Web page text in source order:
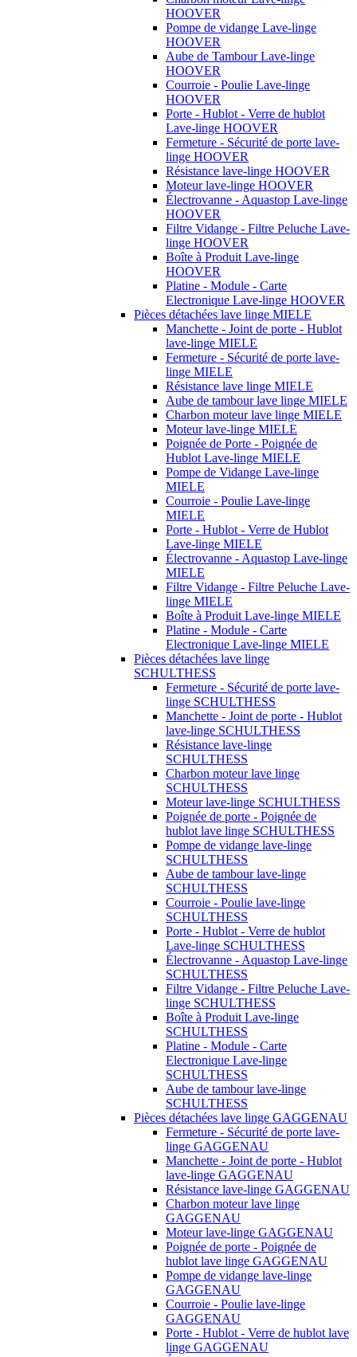
HOOVER
Pompe de vidange Lave-linge
HOOVER
Aube de Tambour Lave-linge
HOOVER
Courroie - Poulie Lave-linge
HOOVER
Porte - Hublot - Verre de hublot
Lave-linge HOOVER
Fermeture - Sécurité de porte lave-
linge HOOVER
Résistance lave-linge HOOVER
Moteur lave-linge HOOVER
Électrovanne - Aquastop Lave-linge
HOOVER
Filtre Vidange - Filtre Peluche Lave-
linge HOOVER
Boîte à Produit Lave-linge
HOOVER
Platine - Module - Carte
Electronique Lave-linge HOOVER
Pièces détachées lave linge MIELE
Manchette - Joint de porte - Hublot
lave-linge MIELE
Fermeture - Sécurité de porte lave-
linge MIELE
Résistance lave linge MIELE
Aube de tambour lave linge MIELE
Charbon moteur lave linge MIELE
Moteur lave-linge MIELE
Poignée de Porte - Poignée de
Hublot Lave-linge MIELE
Pompe de Vidange Lave-linge
MIELE
Courroie - Poulie Lave-linge
MIELE
Porte - Hublot - Verre de Hublot
Lave-linge MIELE
Électrovanne - Aquastop Lave-linge
MIELE
Filtre Vidange - Filtre Peluche Lave-
linge MIELE
Boîte à Produit Lave-linge MIELE
Platine - Module - Carte
Electronique Lave-linge MIELE
Pièces détachées lave linge
SCHULTHESS
Fermeture - Sécurité de porte lave-
linge SCHULTHESS
Manchette - Joint de porte - Hublot
lave-linge SCHULTHESS
Résistance lave-linge
SCHULTHESS
Charbon moteur lave linge
SCHULTHESS
Moteur lave-linge SCHULTHESS
Poignée de porte - Poignée de
hublot lave linge SCHULTHESS
Pompe de vidange lave-linge
SCHULTHESS
Aube de tambour lave-linge
SCHULTHESS
Courroie - Poulie lave-linge
SCHULTHESS
Porte - Hublot - Verre de hublot
Lave-linge SCHULTHESS
Électrovanne - Aquastop Lave-linge
SCHULTHESS
Filtre Vidange - Filtre Peluche Lave-
linge SCHULTHESS
Boîte à Produit Lave-linge
SCHULTHESS
Platine - Module - Carte
Electronique Lave-linge
SCHULTHESS
Aube de tambour lave-linge
SCHULTHESS
Pièces détachées lave linge GAGGENAU
Fermeture - Sécurité de porte lave-
linge GAGGENAU
Manchette - Joint de porte - Hublot
lave-linge GAGGENAU
Résistance lave-linge GAGGENAU
Charbon moteur lave linge
GAGGENAU
Moteur lave-linge GAGGENAU
Poignée de porte - Poignée de
hublot lave linge GAGGENAU
Pompe de vidange lave-linge
GAGGENAU
Courroie - Poulie lave-linge
GAGGENAU
Porte - Hublot - Verre de hublot lave
linge GAGGENAU